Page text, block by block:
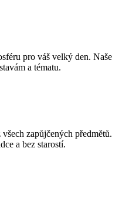
pro váš velký den. Naše
a tématu.
zapůjčených předmětů.
a bez starostí.